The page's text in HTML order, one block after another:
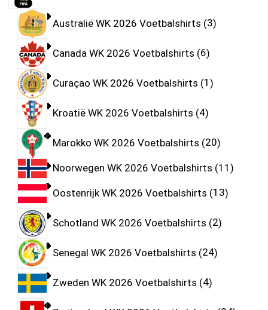
Australië WK 2026 Voetbalshirts 3
Canada WK 2026 Voetbalshirts 6
Curaçao WK 2026 Voetbalshirts 1
Kroatië WK 2026 Voetbalshirts 4
Marokko WK 2026 Voetbalshirts 20
Noorwegen WK 2026 Voetbalshirts 11
Oostenrijk WK 2026 Voetbalshirts 13
Schotland WK 2026 Voetbalshirts 2
Senegal WK 2026 Voetbalshirts 24
Zweden WK 2026 Voetbalshirts 4